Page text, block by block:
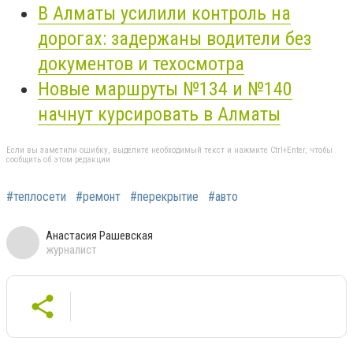
В Алматы усилили контроль на
дорогах: задержаны водители без
документов и техосмотра
Новые маршруты №134 и №140
начнут курсировать в Алматы
Если вы заметили ошибку, выделите необходимый текст и нажмите Ctrl+Enter, чтобы
сообщить об этом редакции
#теплосети #ремонт #перекрытие #авто
Анастасия Рашевская
журналист